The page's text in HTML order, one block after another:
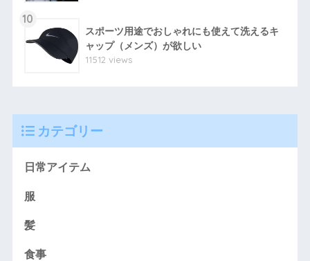
10
スポーツ用途でおしゃれにも使えて洗えるキ
ャップ（メンズ）が欲しい
11512 views
カテゴリー
日常アイテム
服
髪
食事